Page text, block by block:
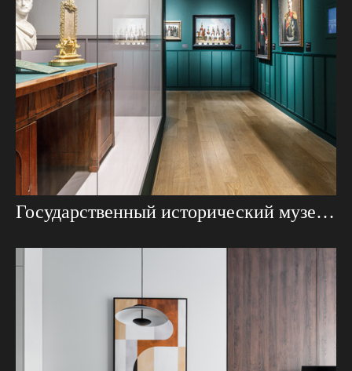
Государственный исторический музей. Съемка для музейного архитектора.